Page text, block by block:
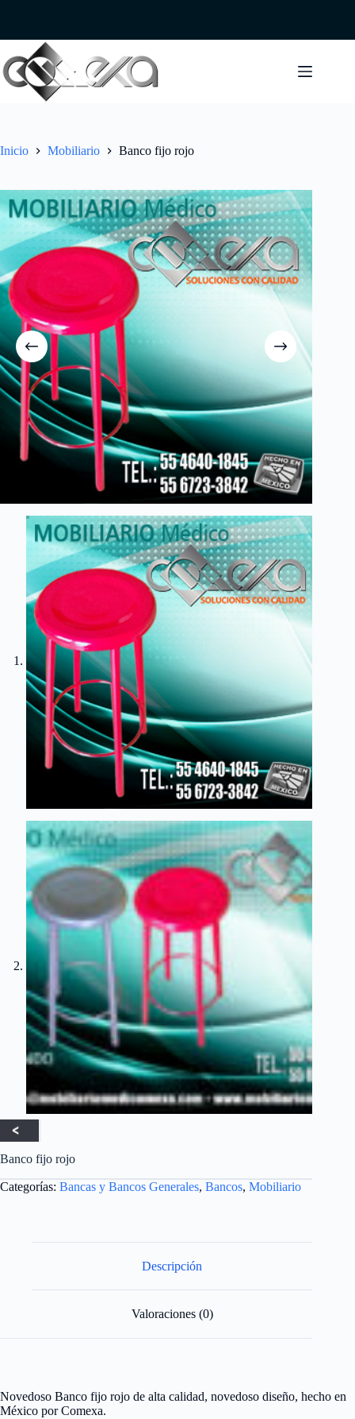
Inicio Mobiliario Banco fijo rojo
Banco fijo rojo
Categorías: Bancas y Bancos Generales, Bancos, Mobiliario
Descripción
Valoraciones (0)
Novedoso Banco fijo rojo de alta calidad, novedoso diseño, hecho en
México por Comexa.